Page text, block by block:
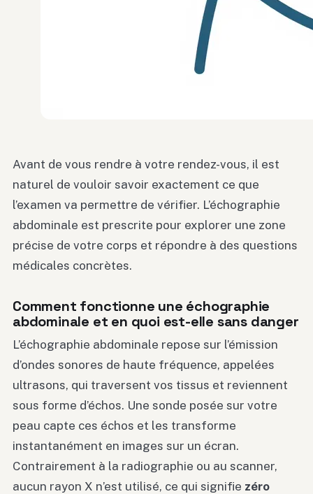
Avant de vous rendre à votre rendez-vous, il est
naturel de vouloir savoir exactement ce que
l’examen va permettre de vérifier. L’échographie
abdominale est prescrite pour explorer une zone
précise de votre corps et répondre à des questions
médicales concrètes.
Comment fonctionne une échographie
abdominale et en quoi est-elle sans danger
L’échographie abdominale repose sur l’émission
d’ondes sonores de haute fréquence, appelées
ultrasons, qui traversent vos tissus et reviennent
sous forme d’échos. Une sonde posée sur votre
peau capte ces échos et les transforme
instantanément en images sur un écran.
Contrairement à la radiographie ou au scanner,
aucun rayon X n’est utilisé, ce qui signifie zéro